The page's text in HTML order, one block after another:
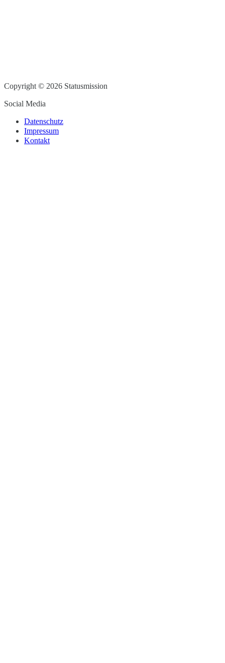
Copyright © 2026 Statusmission
Social Media
Datenschutz
Impressum
Kontakt